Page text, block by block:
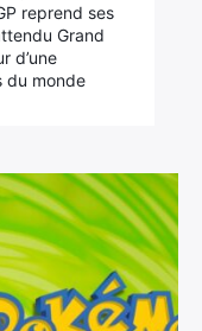
reprend ses
Grand
d’une
du monde